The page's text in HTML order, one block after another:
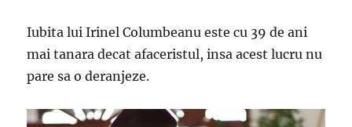
Iubita lui Irinel Columbeanu este cu 39 de ani
mai tanara decat afaceristul, insa acest lucru nu
pare sa o deranjeze.